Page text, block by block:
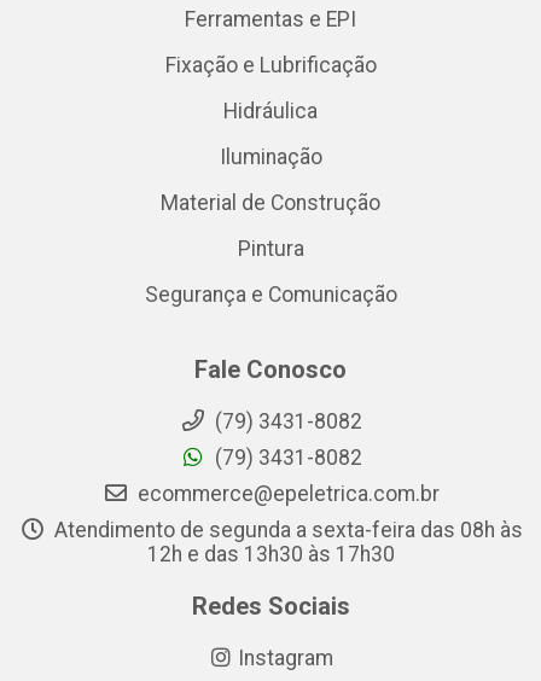
Ferramentas e EPI
Fixação e Lubrificação
Hidráulica
Iluminação
Material de Construção
Pintura
Segurança e Comunicação
Fale Conosco
(79) 3431-8082
(79) 3431-8082
ecommerce@epeletrica.com.br
Atendimento de segunda a sexta-feira das 08h às
12h e das 13h30 às 17h30
Redes Sociais
Instagram